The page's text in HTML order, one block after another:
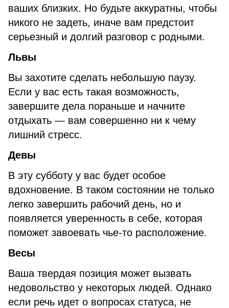
ваших близких. Но будьте аккуратны, чтобы
никого не задеть, иначе вам предстоит
серьезный и долгий разговор с родными.
Львы
Вы захотите сделать небольшую паузу.
Если у вас есть такая возможность,
завершите дела пораньше и начните
отдыхать — вам совершенно ни к чему
лишний стресс.
Девы
В эту субботу у вас будет особое
вдохновение. В таком состоянии не только
легко завершить рабочий день, но и
появляется уверенность в себе, которая
поможет завоевать чье-то расположение.
Весы
Ваша твердая позиция может вызвать
недовольство у некоторых людей. Однако
если речь идет о вопросах статуса, не